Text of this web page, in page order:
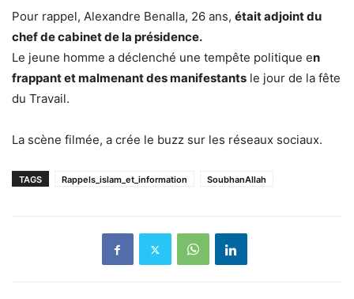
Pour rappel, Alexandre Benalla, 26 ans, était adjoint du
chef de cabinet de la présidence.
Le jeune homme a déclenché une tempête politique en
frappant et malmenant des manifestants le jour de la fête
du Travail.
La scène filmée, a crée le buzz sur les réseaux sociaux.
TAGS Rappels_islam_et_information SoubhanAllah